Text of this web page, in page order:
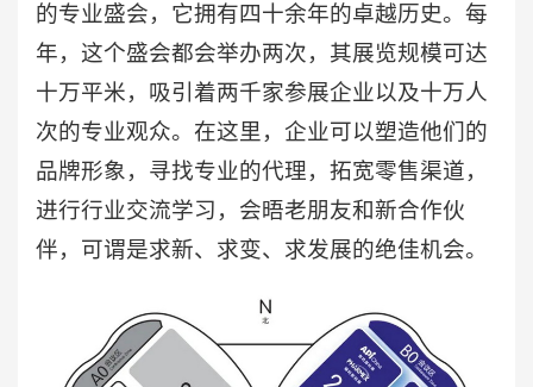
的专业盛会，它拥有四十余年的卓越历史。每
年，这个盛会都会举办两次，其展览规模可达
十万平米，吸引着两千家参展企业以及十万人
次的专业观众。在这里，企业可以塑造他们的
品牌形象，寻找专业的代理，拓宽零售渠道，
进行行业交流学习，会晤老朋友和新合作伙
伴，可谓是求新、求变、求发展的绝佳机会。